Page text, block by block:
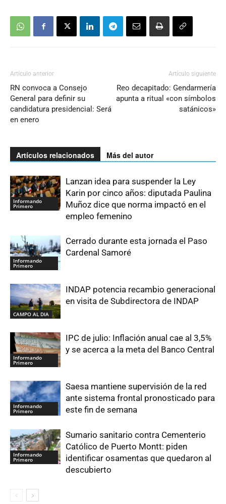
Artículo anterior
RN convoca a Consejo
General para definir su
candidatura presidencial: Será
en enero
Artículo siguiente
Reo decapitado: Gendarmería
apunta a ritual «con símbolos
satánicos»
Artículos relacionados Más del autor
Informando
Primero
Lanzan idea para suspender la Ley
Karin por cinco años: diputada Paulina
Muñoz dice que norma impactó en el
empleo femenino
Informando
Primero
Cerrado durante esta jornada el Paso
Cardenal Samoré
CAMPO AL DIA
INDAP potencia recambio generacional
en visita de Subdirectora de INDAP
Informando
Primero
IPC de julio: Inflación anual cae al 3,5%
y se acerca a la meta del Banco Central
Informando
Primero
Saesa mantiene supervisión de la red
ante sistema frontal pronosticado para
este fin de semana
Informando
Primero
Sumario sanitario contra Cementerio
Católico de Puerto Montt: piden
identificar osamentas que quedaron al
descubierto